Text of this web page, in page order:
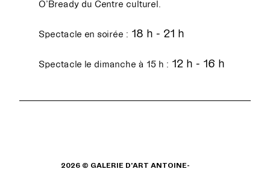
O’Bready du Centre culturel.
Spectacle en soirée : 18 h - 21 h
Spectacle le dimanche à 15 h : 12 h - 16 h
2026 © GALERIE D'ART ANTOINE-